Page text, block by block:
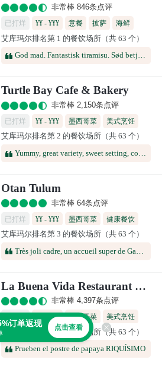
非常棒 846条点评
已打烊
¥¥ - ¥¥¥ 意餐 披萨 海鲜
地中海 罗马菜肴 拉齐奥 意大利中部
艾库玛尔排名第 1 的餐饮场所（共 63 个）
God mad. Fantastisk tiramisu. Sød betjening. God stemning. Kan varmt anbefales.
Turtle Bay Cafe & Bakery
非常棒 2,150条点评
已打烊
¥¥ - ¥¥¥ 墨西哥菜 美式烹饪
海鲜 咖啡馆
艾库玛尔排名第 2 的餐饮场所（共 63 个）
Otan Tulum
非常棒 64条点评
已打烊
¥¥ - ¥¥¥ 墨西哥菜 健康餐饮
咖啡馆
艾库玛尔排名第 3 的餐饮场所（共 63 个）
La Buena Vida Restaurant and Bar
非常棒 4,397条点评
¥¥ - ¥¥¥ 墨西哥菜 美式烹饪
海鲜 中美风味
艾库玛尔排名第 4 的餐饮场所（共 63 个）
Prueben el postre de papaya RIQUÍSIMO
订单返现 点击查看